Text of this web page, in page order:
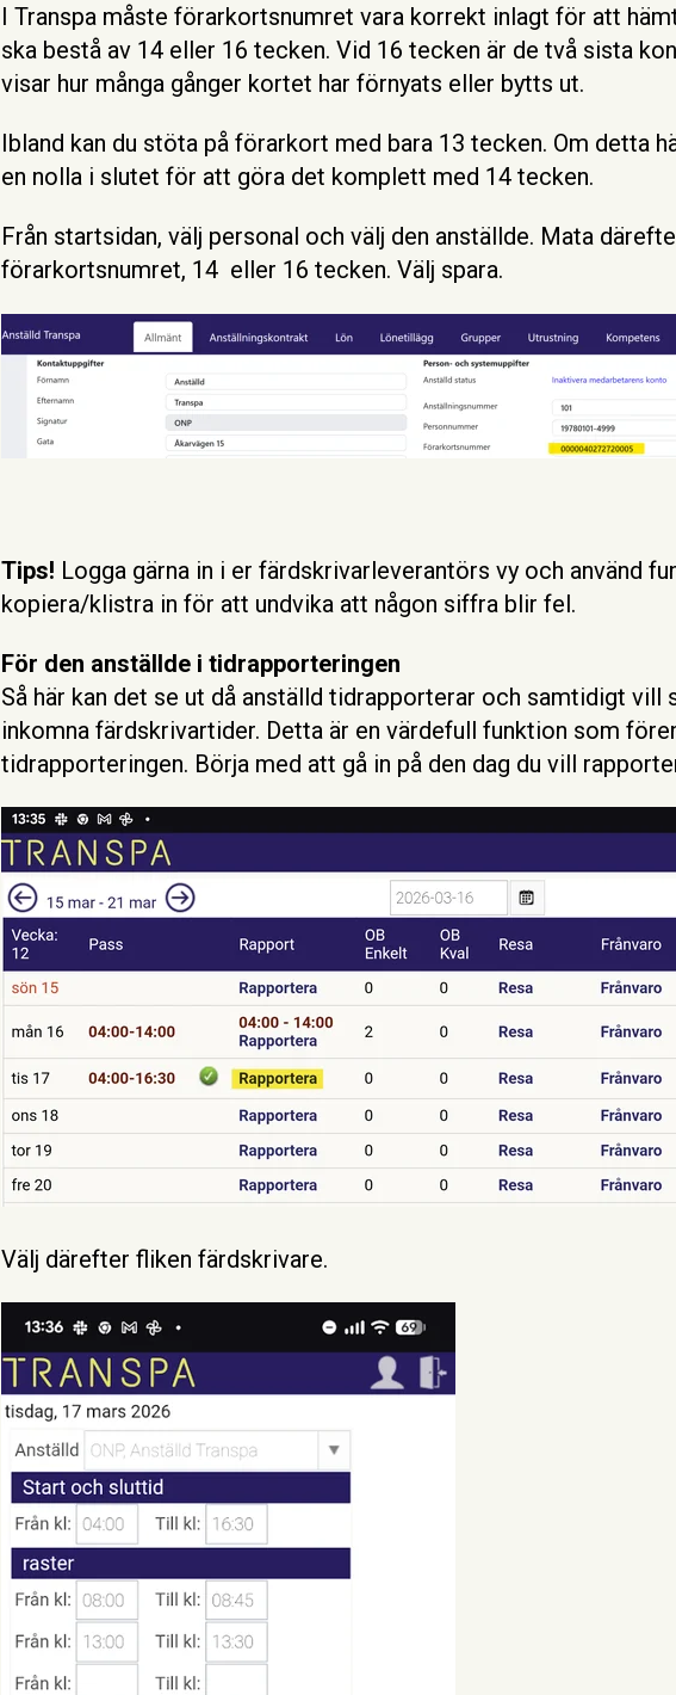
I Transpa måste förarkortsnumret vara korrekt inlagt för att
ska bestå av 14 eller 16 tecken. Vid 16 tecken är de två sista
visar hur många gånger kortet har förnyats eller bytts ut.
Ibland kan du stöta på förarkort med bara 13 tecken. Om detta
en nolla i slutet för att göra det komplett med 14 tecken.
Från startsidan, välj personal och välj den anställde. Mata
förarkortsnumret, 14 eller 16 tecken. Välj spara.
Tips! Logga gärna in i er färdskrivarleverantörs vy och använd
kopiera/klistra in för att undvika att någon siffra blir fel.
För den anställde i tidrapporteringen
Så här kan det se ut då anställd tidrapporterar och samtidigt vill
inkomna färdskrivartider. Detta är en värdefull funktion som
tidrapporteringen. Börja med att gå in på den dag du vill
Välj därefter fliken färdskrivare.